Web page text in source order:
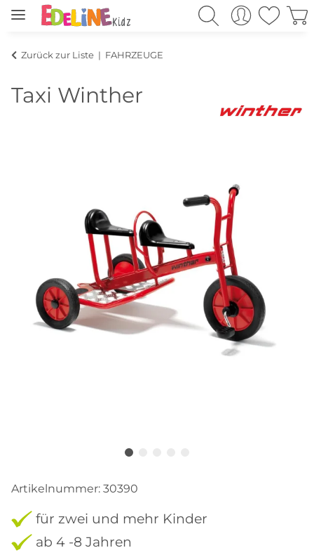
Zurück zur Liste FAHRZEUGE
Taxi Winther
Artikelnummer: 30390
für zwei und mehr Kinder
ab 4 -8 Jahren